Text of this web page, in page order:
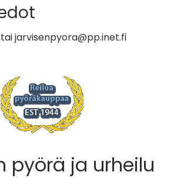
jarvisenpyora@pp.inet.fi
pyörä ja urheilu